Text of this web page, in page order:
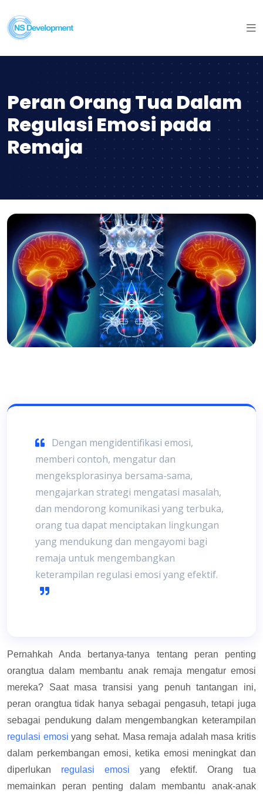
Peran Orang Tua Dalam
Regulasi Emosi pada
Remaja
Dengan mengidentifikasi emosi,
memberi contoh, mengatur dan
mengeksplorasinya bersama-sama,
mengajarkan strategi mengatasi masalah,
dan mendorong komunikasi yang terbuka,
orang tua dapat menciptakan lingkungan
yang mendukung dan mengayomi bagi
remaja untuk mengembangkan
keterampilan regulasi emosi yang efektif.
Pernahkah Anda bertanya-tanya tentang peran penting
orangtua dalam membantu anak remaja mengatur emosi
mereka? Saat masa transisi yang penuh tantangan ini,
peran orangtua tidak hanya sebagai pengasuh, tetapi juga
sebagai pendukung dalam mengembangkan keterampilan
regulasi emosi yang sehat. Masa remaja adalah masa kritis
dalam perkembangan emosi, ketika emosi meningkat dan
diperlukan regulasi emosi yang efektif. Orang tua
memainkan peran penting dalam membantu anak-anak